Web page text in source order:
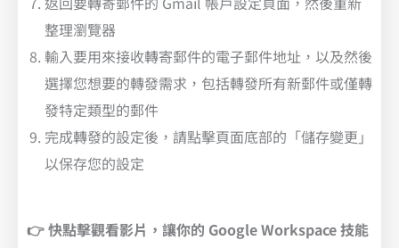
整理瀏覽器
輸入要用來接收轉寄郵件的電子郵件地址，以及然後
選擇您想要的轉發需求，包括轉發所有新郵件或僅轉
發特定類型的郵件
完成轉發的設定後，請點擊頁面底部的「儲存變更」
以保存您的設定
👉 快點擊觀看影片，讓你的 Google Workspace 技能